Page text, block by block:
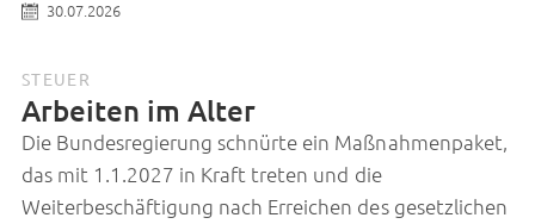
30.07.2026
STEUER
Arbeiten im Alter
Die Bundesregierung schnürte ein Maßnahmenpaket,
das mit 1.1.2027 in Kraft treten und die
Weiterbeschäftigung nach Erreichen des gesetzlichen